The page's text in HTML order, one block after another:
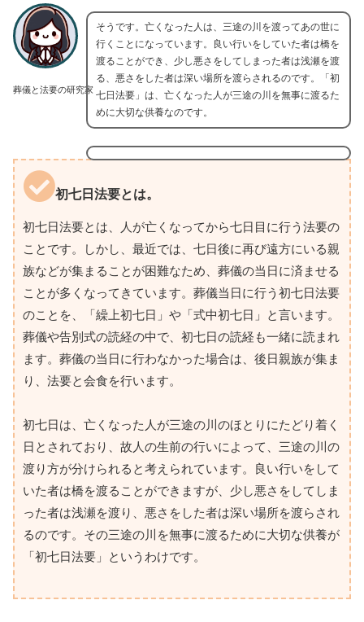
葬儀と法要の研究家
そうです。亡くなった人は、三途の川を渡ってあの世に
行くことになっています。良い行いをしていた者は橋を
渡ることができ、少し悪さをしてしまった者は浅瀬を渡
る、悪さをした者は深い場所を渡らされるのです。「初
七日法要」は、亡くなった人が三途の川を無事に渡るた
めに大切な供養なのです。
初七日法要とは。
初七日法要とは、人が亡くなってから七日目に行う法要の
ことです。しかし、最近では、七日後に再び遠方にいる親
族などが集まることが困難なため、葬儀の当日に済ませる
ことが多くなってきています。葬儀当日に行う初七日法要
のことを、「繰上初七日」や「式中初七日」と言います。
葬儀や告別式の読経の中で、初七日の読経も一緒に読まれ
ます。葬儀の当日に行わなかった場合は、後日親族が集ま
り、法要と会食を行います。
初七日は、亡くなった人が三途の川のほとりにたどり着く
日とされており、故人の生前の行いによって、三途の川の
渡り方が分けられると考えられています。良い行いをして
いた者は橋を渡ることができますが、少し悪さをしてしま
った者は浅瀬を渡り、悪さをした者は深い場所を渡らされ
るのです。その三途の川を無事に渡るために大切な供養が
「初七日法要」というわけです。